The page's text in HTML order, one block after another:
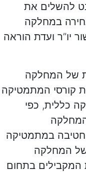
להשלים את
במחלקה
יו”ר ועדת הוראה
של המחלקה
קורסי המתמטיקה
כללית, כפי
במתמטיקה
של המחלקה
המקבילים בתחום